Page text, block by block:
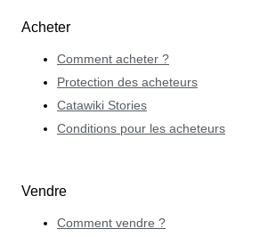
Acheter
Comment acheter ?
Protection des acheteurs
Catawiki Stories
Conditions pour les acheteurs
Vendre
Comment vendre ?